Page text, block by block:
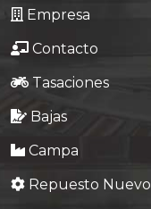
Empresa
Contacto
Tasaciones
Bajas
Campa
Repuesto Nuevo